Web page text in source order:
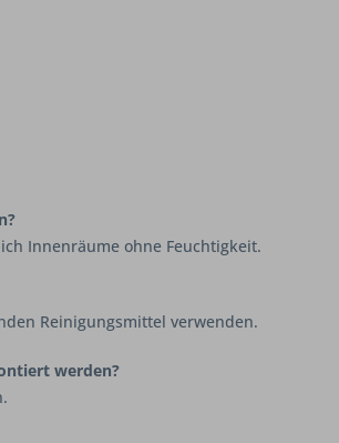
Innenräume ohne Feuchtigkeit.
Reinigungsmittel verwenden.
werden?